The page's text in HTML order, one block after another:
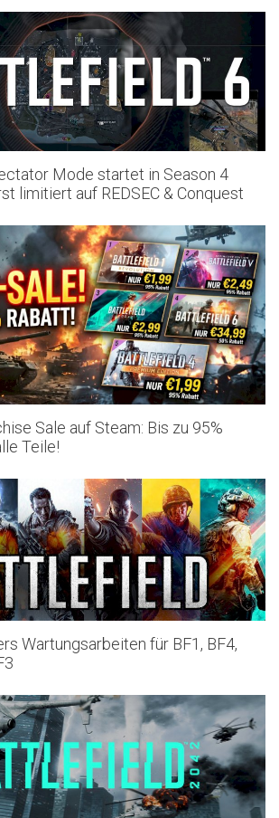
Mode startet in Season 4
limitiert auf REDSEC & Conquest
Sale auf Steam: Bis zu 95%
Teile!
Wartungsarbeiten für BF1, BF4,